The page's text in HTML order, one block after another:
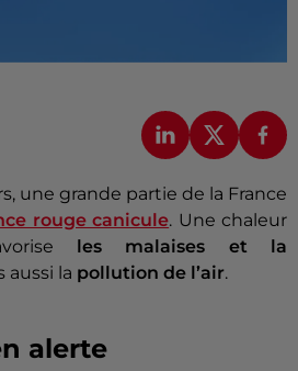
une grande partie de la France
rouge canicule. Une chaleur
les malaises et la
aussi la pollution de l’air.
alerte